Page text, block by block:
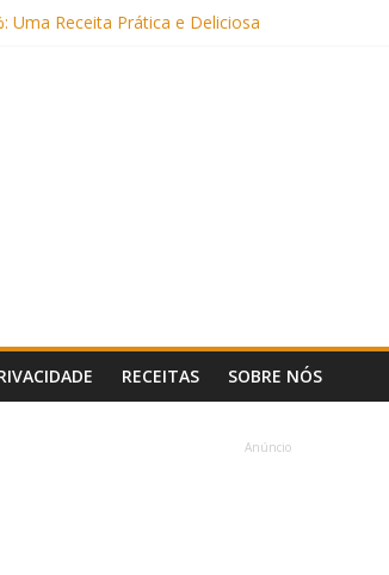
Uma Receita Prática e Deliciosa
e Boa para o Intestino
Alulose)
(Sem Forno, Fácil e Fofinho)
RECEITAS SOBRE NÓS
Anúncio